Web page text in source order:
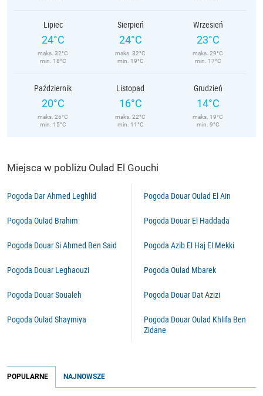
Lipiec
24°C
maks. 32°C
min. 18°C
Sierpień
24°C
maks. 32°C
min. 19°C
Wrzesień
23°C
maks. 29°C
min. 17°C
Październik
20°C
maks. 26°C
min. 15°C
Listopad
16°C
maks. 22°C
min. 11°C
Grudzień
14°C
maks. 19°C
min. 9°C
Miejsca w pobliżu Oulad El Gouchi
Pogoda Dar Ahmed Leghlid
Pogoda Oulad Brahim
Pogoda Douar Si Ahmed Ben Said
Pogoda Douar Leghaouzi
Pogoda Douar Soualeh
Pogoda Oulad Shaymiya
Pogoda Douar Oulad El Ain
Pogoda Douar El Haddada
Pogoda Azib El Haj El Mekki
Pogoda Oulad Mbarek
Pogoda Douar Dat Azizi
Pogoda Douar Oulad Khlifa Ben
Zidane
POPULARNE NAJNOWSZE